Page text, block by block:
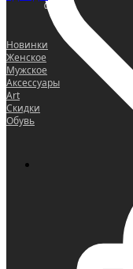
0
Новинки
Женское
Мужское
Аксессуары
Art
Скидки
Обувь